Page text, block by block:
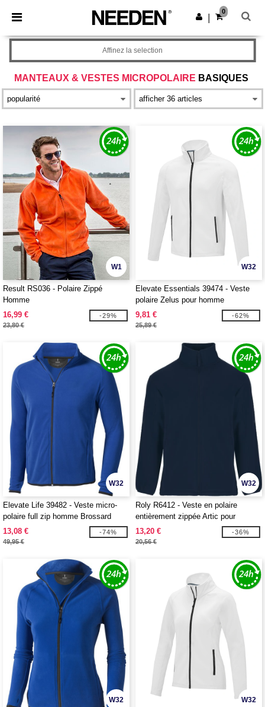
× Appli Needen
Meilleurs prix sur l’app !
Obtenir l'appli
0
MANTEAUX & VESTES MICROPOLAIRE BASIQUES
Affinez la selection
W1
Result RS036 - Polaire Zippé
Homme
16,99 €
23,80 €
-29%
W32
Elevate Essentials 39474 - Veste
polaire Zelus pour homme
9,81 €
25,89 €
-62%
W32
Elevate Life 39482 - Veste micro-
polaire full zip homme Brossard
13,08 €
49,95 €
-74%
W32
Roly R6412 - Veste en polaire
entièrement zippée Artic pour
homme
13,20 €
20,56 €
-36%
W32 W32